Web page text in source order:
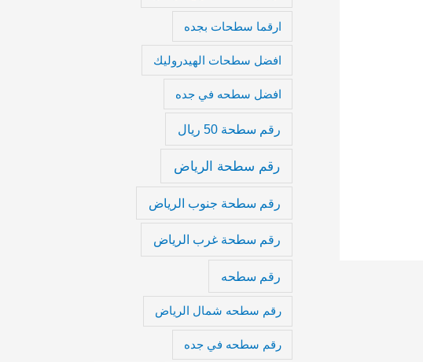
ارقما سطحات بجده
افضل سطحات الهيدروليك
افضل سطحه في جده
رقم سطحة 50 ريال
رقم سطحة الرياض
رقم سطحة جنوب الرياض
رقم سطحة غرب الرياض
رقم سطحه
رقم سطحه شمال الرياض
رقم سطحه في جده